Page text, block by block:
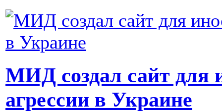
МИД создал сайт для
агрессии в Украине